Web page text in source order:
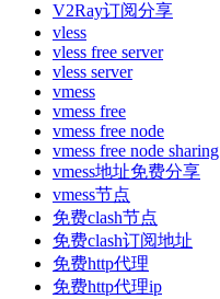
V2Ray订阅分享
vless
vless free server
vless server
vmess
vmess free
vmess free node
vmess free node sharing
vmess地址免费分享
vmess节点
免费clash节点
免费clash订阅地址
免费http代理
免费http代理ip